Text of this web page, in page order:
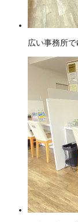
広い事務所